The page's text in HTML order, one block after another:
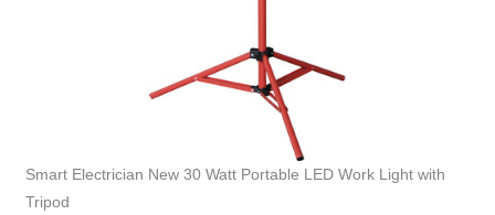
Smart Electrician New 30 Watt Portable LED Work Light with
Tripod